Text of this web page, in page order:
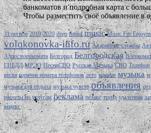
банкоматов и подробная карта с
Чтобы разместить своё объявление в
31 регион 2019 2020 deep found music Music For
volokonovka-info.ru Аварийные службы
Адрес военкомата Белгород Белгородская Военкомат
ГИБДД МРЭО ПесниСВО Русская Музыка СВО Телефон
весна горячие номера телефонов лето мнение музыка
музыка для отдыха музыка чувств объявления
расчеты по услугам реклама релакс тренд удаленная
яндекс